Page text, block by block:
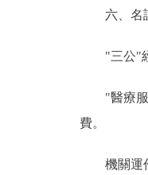
六、名
"三公"經
"醫療服務
費。
機關運作